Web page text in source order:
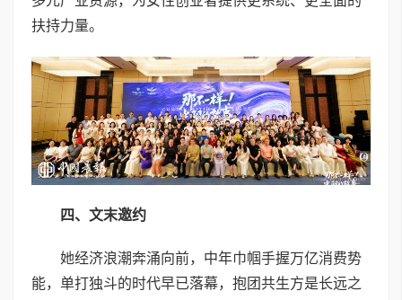
扶持力量。
四、 文末邀约
她经济浪潮奔涌向前，中年巾帼手握万亿消费势
能，单打独斗的时代早已落幕，抱团共生方是长远之